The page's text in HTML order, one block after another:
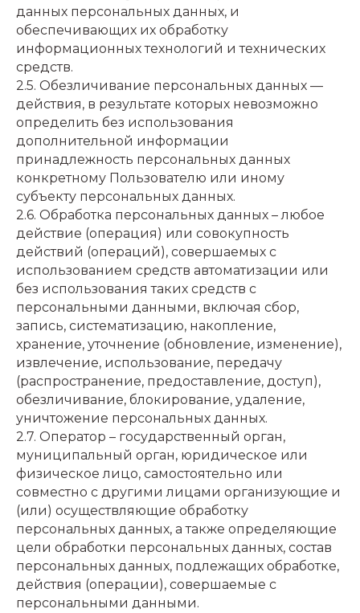
данных персональных данных, и
обеспечивающих их обработку
информационных технологий и технических
средств.
2.5. Обезличивание персональных данных —
действия, в результате которых невозможно
определить без использования
дополнительной информации
принадлежность персональных данных
конкретному Пользователю или иному
субъекту персональных данных.
2.6. Обработка персональных данных – любое
действие (операция) или совокупность
действий (операций), совершаемых с
использованием средств автоматизации или
без использования таких средств с
персональными данными, включая сбор,
запись, систематизацию, накопление,
хранение, уточнение (обновление, изменение),
извлечение, использование, передачу
(распространение, предоставление, доступ),
обезличивание, блокирование, удаление,
уничтожение персональных данных.
2.7. Оператор – государственный орган,
муниципальный орган, юридическое или
физическое лицо, самостоятельно или
совместно с другими лицами организующие и
(или) осуществляющие обработку
персональных данных, а также определяющие
цели обработки персональных данных, состав
персональных данных, подлежащих обработке,
действия (операции), совершаемые с
персональными данными.